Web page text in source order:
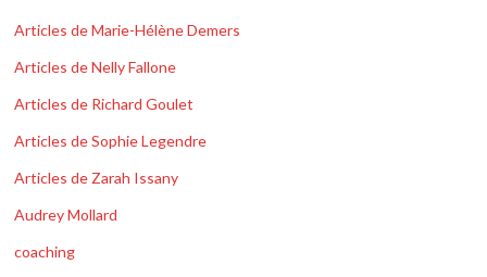
Articles de Marie-Hélène Demers
Articles de Nelly Fallone
Articles de Richard Goulet
Articles de Sophie Legendre
Articles de Zarah Issany
Audrey Mollard
coaching